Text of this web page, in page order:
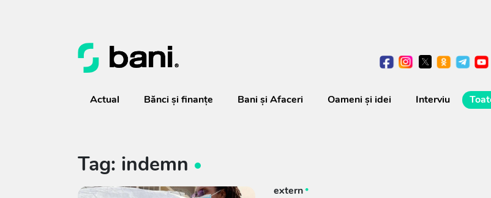
Actual Bănci şi finanţe Bani și Afaceri Oameni şi idei Interviu
Tag: indemn
extern